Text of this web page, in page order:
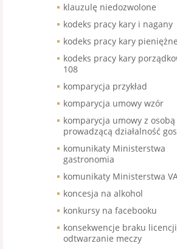
klauzulę niedozwolone
kodeks pracy kary i nagany
kodeks pracy kary pieniężne
kodeks pracy kary
108
komparycja przykład
komparycja umowy wzór
komparycja umowy z osobą
prowadzącą działalność
komunikaty Ministerstwa
gastronomia
komunikaty Ministerstwa
koncesja na alkohol
konkursy na facebooku
konsekwencje braku
odtwarzanie meczy